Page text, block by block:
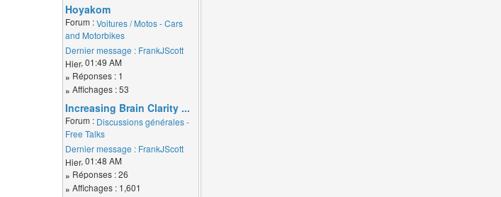
Hoyakom
Forum :Voitures / Motos - Cars
and Motorbikes
Dernier message : FrankJScott
Hier, 01:49 AM
» Réponses : 1
» Affichages : 53
Increasing Brain Clarity ...
Forum : Discussions générales -
Free Talks
Dernier message : FrankJScott
Hier, 01:48 AM
» Réponses : 26
» Affichages : 1,601